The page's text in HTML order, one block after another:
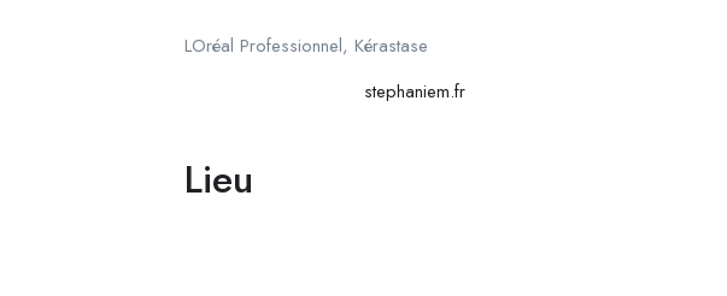
LOréal Professionnel, Kérastase
stephaniem.fr
Lieu